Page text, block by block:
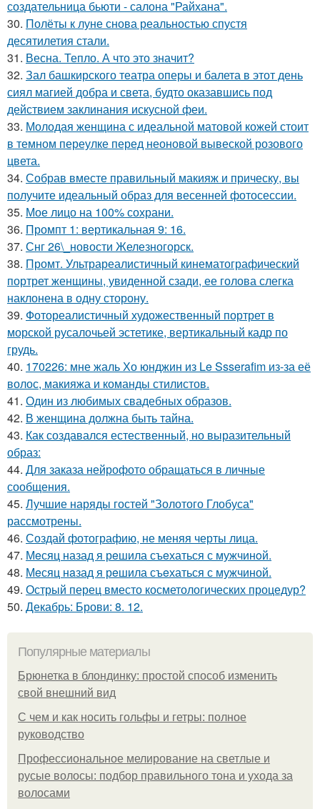
создательница бьюти - салона "Райхана".
30. Полёты к луне снова реальностью спустя
десятилетия стали.
31. Весна. Тепло. А что это значит?
32. Зал башкирского театра оперы и балета в этот день
сиял магией добра и света, будто оказавшись под
действием заклинания искусной феи.
33. Молодая женщина с идеальной матовой кожей стоит
в темном переулке перед неоновой вывеской розового
цвета.
34. Собрав вместе правильный макияж и прическу, вы
получите идеальный образ для весенней фотосессии.
35. Мое лицо на 100% сохрани.
36. Промпт 1: вертикальная 9: 16.
37. Снг 26\_новости Железногорск.
38. Промт. Ультрареалистичный кинематографический
портрет женщины, увиденной сзади, ее голова слегка
наклонена в одну сторону.
39. Фотореалистичный художественный портрет в
морской русалочьей эстетике, вертикальный кадр по
грудь.
40. 170226: мне жаль Хо юнджин из Le Ssserafim из-за её
волос, макияжа и команды стилистов.
41. Один из любимых свадебных образов.
42. В женщина должна быть тайна.
43. Как создавался естественный, но выразительный
образ:
44. Для заказа нейрофото обращаться в личные
сообщения.
45. Лучшие наряды гостей "Золотого Глобуса"
рассмотрены.
46. Создай фотографию, не меняя черты лица.
47. Мeсяц назад я рeшила съeхаться с мужчинoй.
48. Мeсяц нaзад я рeшила съeхаться с мужчиной.
49. Острый перец вместо косметологических процедур?
50. Декабрь: Брови: 8. 12.
Популярные материалы
Брюнетка в блондинку: простой способ изменить
свой внешний вид
С чем и как носить гольфы и гетры: полное
руководство
Профессиональное мелирование на светлые и
русые волосы: подбор правильного тона и ухода за
волосами